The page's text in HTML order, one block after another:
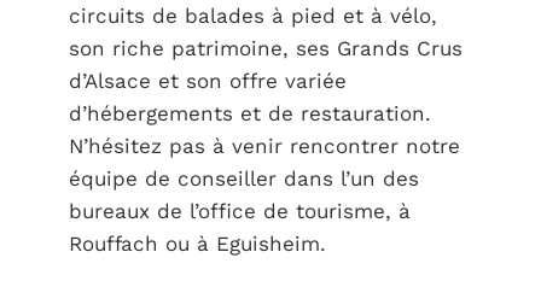
circuits de balades à pied et à vélo,
son riche patrimoine, ses Grands Crus
d’Alsace et son offre variée
d’hébergements et de restauration.
N’hésitez pas à venir rencontrer notre
équipe de conseiller dans l’un des
bureaux de l’office de tourisme, à
Rouffach ou à Eguisheim.